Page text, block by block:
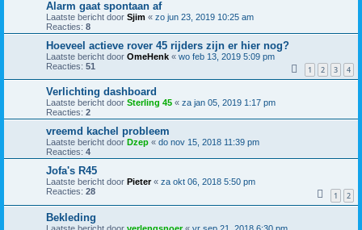
Alarm gaat spontaan af
Laatste bericht door Sjim « zo jun 23, 2019 10:25 am
Reacties: 8
Hoeveel actieve rover 45 rijders zijn er hier nog?
Laatste bericht door OmeHenk « wo feb 13, 2019 5:09 pm
Reacties: 51 1 2 3 4
Verlichting dashboard
Laatste bericht door Sterling 45 « za jan 05, 2019 1:17 pm
Reacties: 2
vreemd kachel probleem
Laatste bericht door Dzep « do nov 15, 2018 11:39 pm
Reacties: 4
Jofa's R45
Laatste bericht door Pieter« za okt 06, 2018 5:50 pm
Reacties: 28 1 2
Bekleding